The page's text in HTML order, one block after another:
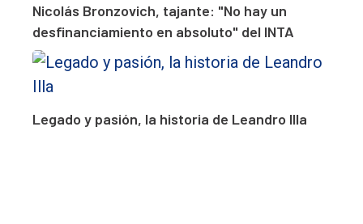
Nicolás Bronzovich, tajante: "No hay un
desfinanciamiento en absoluto" del INTA
Legado y pasión, la historia de Leandro Illa